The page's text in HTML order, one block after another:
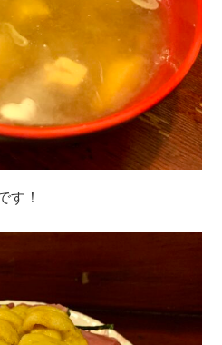
す！